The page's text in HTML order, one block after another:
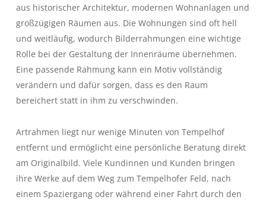
aus historischer Architektur, modernen Wohnanlagen und
großzügigen Räumen aus. Die Wohnungen sind oft hell
und weitläufig, wodurch Bilderrahmungen eine wichtige
Rolle bei der Gestaltung der Innenräume übernehmen.
Eine passende Rahmung kann ein Motiv vollständig
verändern und dafür sorgen, dass es den Raum
bereichert statt in ihm zu verschwinden.
Artrahmen liegt nur wenige Minuten von Tempelhof
entfernt und ermöglicht eine persönliche Beratung direkt
am Originalbild. Viele Kundinnen und Kunden bringen
ihre Werke auf dem Weg zum Tempelhofer Feld, nach
einem Spaziergang oder während einer Fahrt durch den